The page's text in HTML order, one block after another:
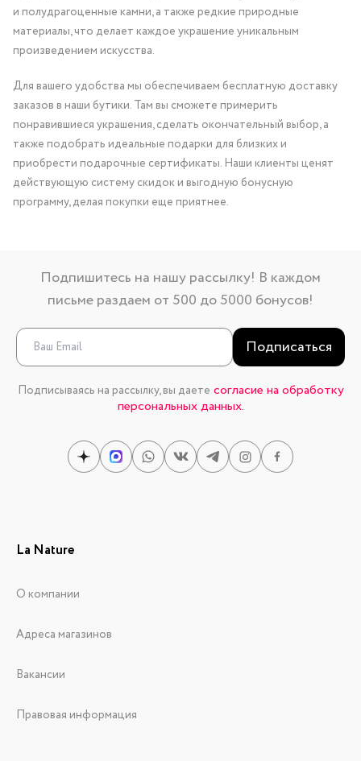
и полудрагоценные камни, а также редкие природные
материалы, что делает каждое украшение уникальным
произведением искусства.
Для вашего удобства мы обеспечиваем бесплатную доставку
заказов в наши бутики. Там вы сможете примерить
понравившиеся украшения, сделать окончательный выбор, а
также подобрать идеальные подарки для близких и
приобрести подарочные сертификаты. Наши клиенты ценят
действующую систему скидок и выгодную бонусную
программу, делая покупки еще приятнее.
Подпишитесь на нашу рассылку! В каждом
письме раздаем от 500 до 5000 бонусов!
Подписаться
Подписываясь на рассылку, вы даете согласие на обработку
персональных данных.
La Nature
О компании
Адреса магазинов
Вакансии
Правовая информация